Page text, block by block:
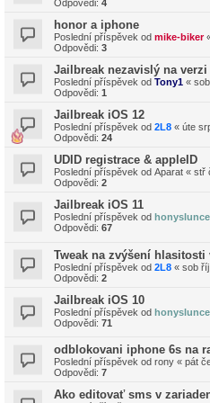
Odpovědi: 4
honor a iphone
Poslední příspěvek od mike-biker
Odpovědi: 3
Jailbreak nezavislý na verzi
Poslední příspěvek od Tony1 «
Odpovědi: 1
Jailbreak iOS 12
Poslední příspěvek od 2L8 « úte
Odpovědi: 24
UDID registrace & appleID
Poslední příspěvek od Aparat « stř
Odpovědi: 2
Jailbreak iOS 11
Poslední příspěvek od honyslunce
Odpovědi: 67
Tweak na zvýšení hlasitosti
Poslední příspěvek od 2L8 « sob
Odpovědi: 2
Jailbreak iOS 10
Poslední příspěvek od honyslunce
Odpovědi: 71
odblokovani iphone 6s na
Poslední příspěvek od rony « pát
Odpovědi: 7
Ako editovať sms v